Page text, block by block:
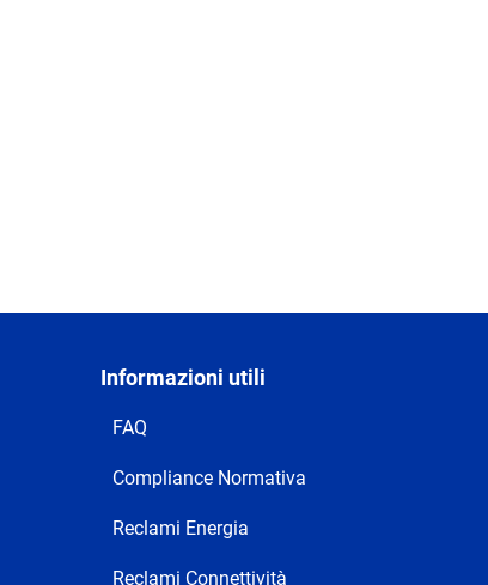
Informazioni utili
FAQ
Compliance Normativa
Reclami Energia
Reclami Connettività